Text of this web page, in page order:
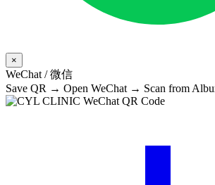
×
WeChat / 微信
Save QR → Open WeChat → Scan from